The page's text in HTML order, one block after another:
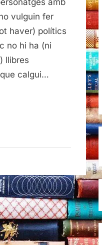
1953),
Gaziel
vulguin fer
haver) polítics
no hi ha (ni
llibres
calgui…